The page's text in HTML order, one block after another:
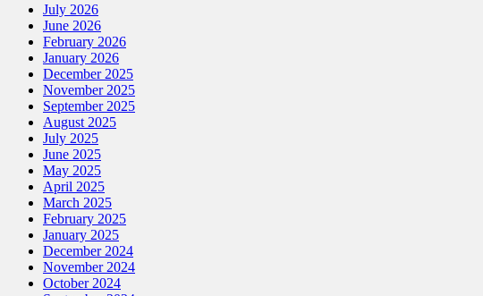
July 2026
June 2026
February 2026
January 2026
December 2025
November 2025
September 2025
August 2025
July 2025
June 2025
May 2025
April 2025
March 2025
February 2025
January 2025
December 2024
November 2024
October 2024